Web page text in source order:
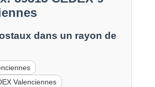
dans un rayon de
Valenciennes